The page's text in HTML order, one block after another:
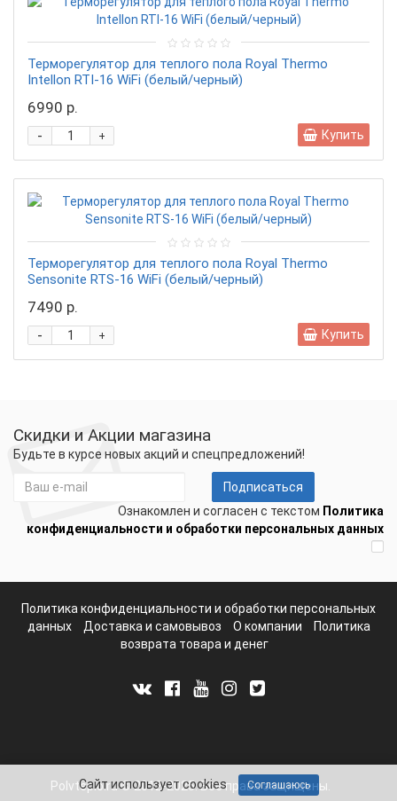
Терморегулятор для теплого пола Royal Thermo
Intellon RTI-16 WiFi (белый/черный)
6990 р.
+
- Купить
Терморегулятор для теплого пола Royal Thermo
Sensonite RTS-16 WiFi (белый/черный)
7490 р.
+
- Купить
Скидки и Акции магазина
Будьте в курсе новых акций и спецпредложений!
Подписаться
Ознакомлен и согласен с текстом Политика
конфиденциальности и обработки персональных данных
Политика конфиденциальности и обработки персональных
данных
Доставка и самовывоз О компании
Политика
возврата товара и денег
Polvteplo.ru © 2012-2025. Все права защищены.
Сайт использует cookies Соглашаюсь